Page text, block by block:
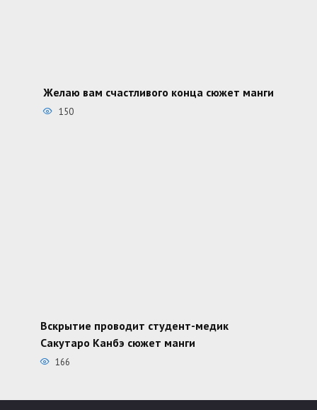
Желаю вам счастливого конца сюжет манги
150
Вскрытие проводит студент-медик
Сакутаро Канбэ сюжет манги
166